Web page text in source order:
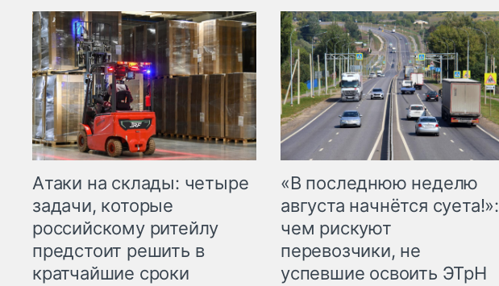
Атаки на склады: четыре
задачи, которые
российскому ритейлу
предстоит решить в
кратчайшие сроки
«В последнюю неделю
августа начнётся суета!»:
чем рискуют
перевозчики, не
успевшие освоить ЭТрН